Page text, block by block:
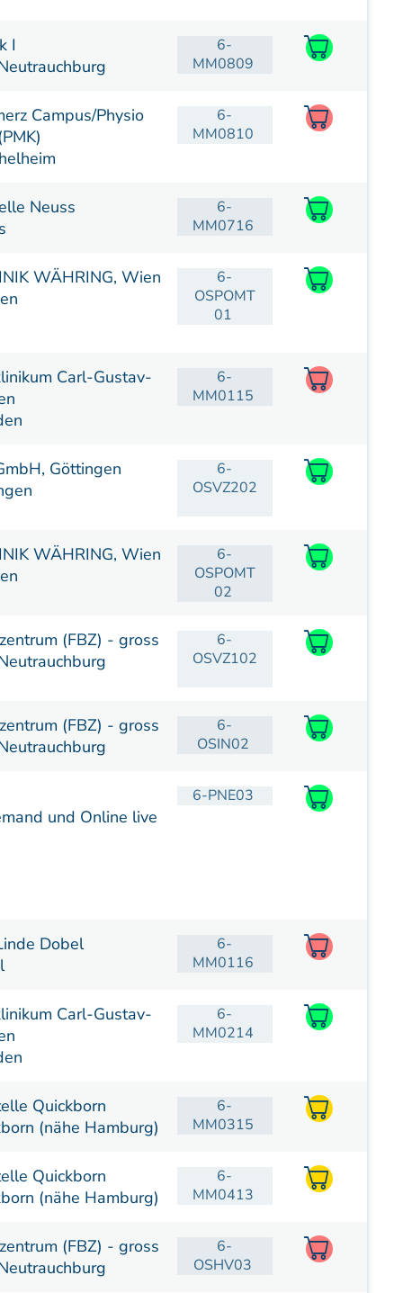
Kursreihe Kinderosteopathie - Zertifikat
(postgraduate)
(postgraduate)
KURSE PHYSIOTHERAPEUTEN
Prüfungsvorbereitung
CMD
Krankengymnatik am Gerät
Kinesio-Sport-Taping
I
6-
MM0809
Campus/Physio
6-
MM0810
Neuss
6-
MM0716
WÄHRING, Wien
6-
OSPOMT
01
Carl-Gustav-
6-
MM0115
Göttingen
6-
OSVZ202
WÄHRING, Wien
6-
OSPOMT
02
(FBZ) - gross
6-
OSVZ102
(FBZ) - gross
6-
OSIN02
und Online live
6-PNE03
Dobel
6-
MM0116
Carl-Gustav-
6-
MM0214
Quickborn
(nähe Hamburg)
6-
MM0315
Quickborn
(nähe Hamburg)
6-
MM0413
(FBZ) - gross
6-
OSHV03